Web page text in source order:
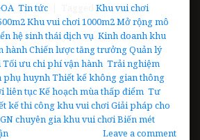
,Tin tức TaggedKhu vui chơi
Khu vui chơi 1000m2 Mở rộng mô
hệ sinh thái dịch vụ ,Kinh doanh khu
hành Chiến lược tăng trưởng Quản lý
ưu chi phí vận hành ,Trải nghiệm
phụ huynh Thiết kế không gian thông
tục Kế hoạch mùa thấp điểm ,Tư
kế thi công khu vui chơi Giải pháp cho
chuyên gia khu vui chơi Biến mét
Leave a comment